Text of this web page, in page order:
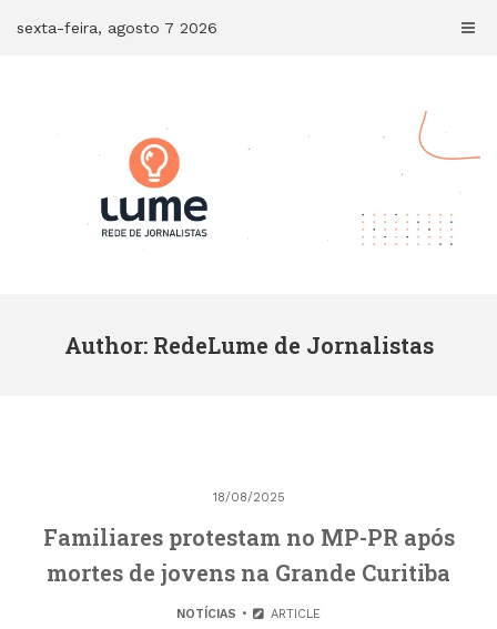
sexta-feira, agosto 7 2026
Author: RedeLume de Jornalistas
18/08/2025
Familiares protestam no MP-PR após
mortes de jovens na Grande Curitiba
NOTÍCIAS ARTICLE